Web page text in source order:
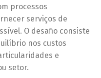
processos
serviços de
O desafio consiste
nos custos
e
setor.